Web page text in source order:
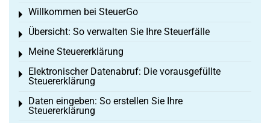
Willkommen bei SteuerGo
Toggle menu
Übersicht: So verwalten Sie Ihre Steuerfälle
Toggle menu
Meine Steuererklärung
Toggle menu
Elektronischer Datenabruf: Die vorausgefüllte
Steuererklärung
Toggle menu
Daten eingeben: So erstellen Sie Ihre
Steuererklärung
Toggle menu